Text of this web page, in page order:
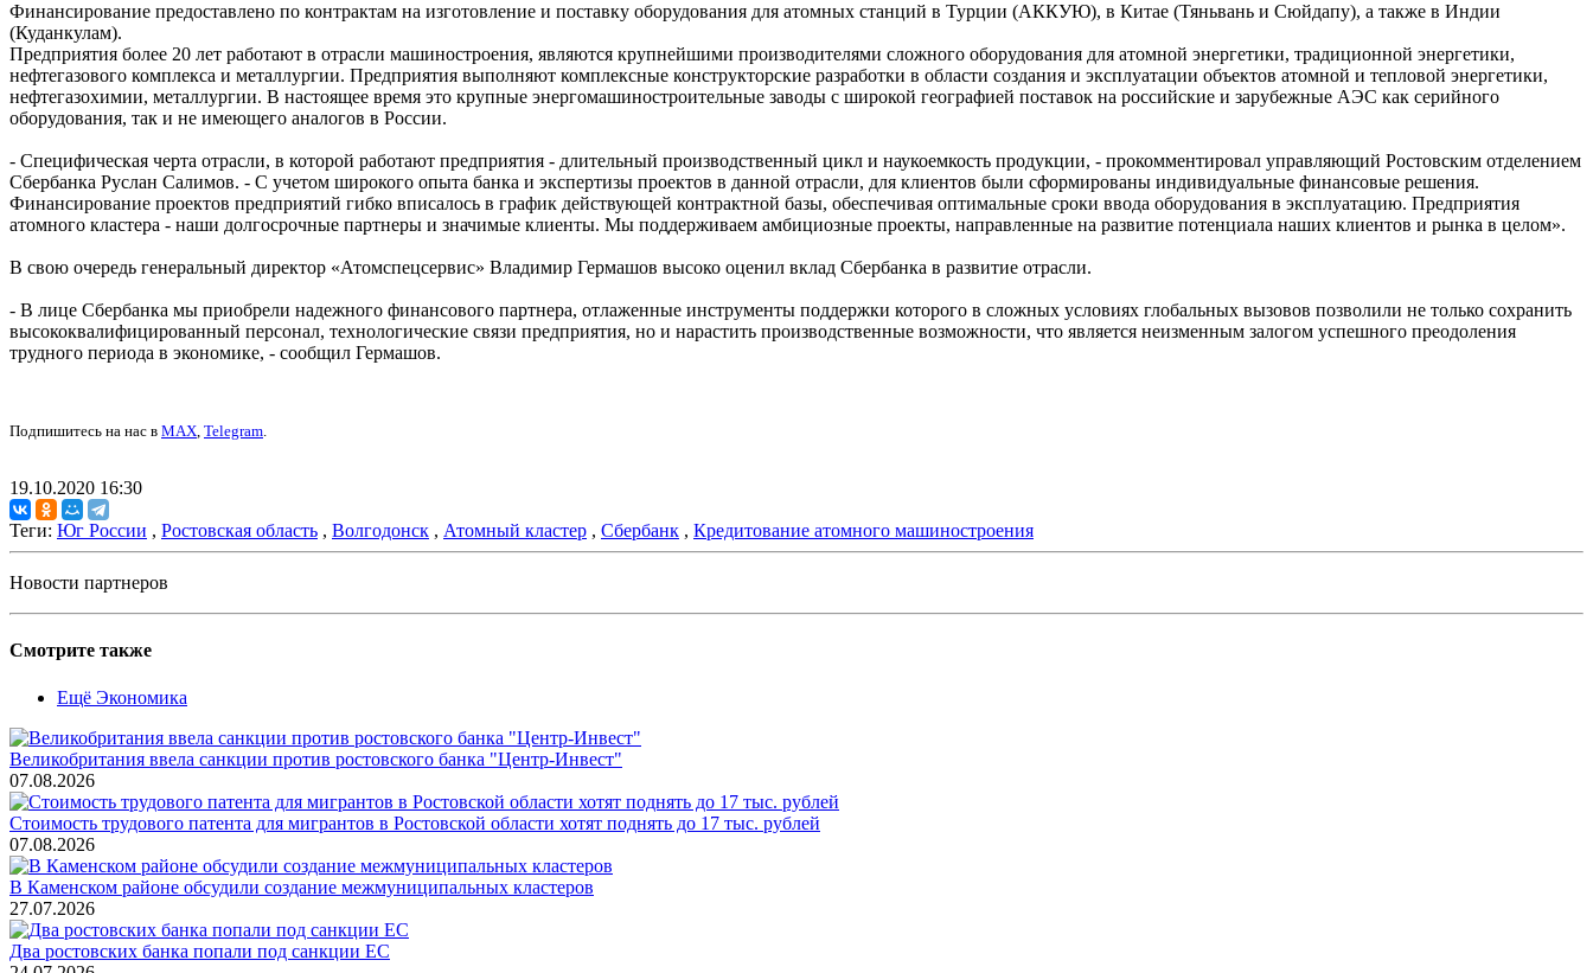
Финансирование предоставлено по контрактам на изготовление и поставку оборудования для атомных станций в Турции (АККУЮ), в Китае (Тяньвань и Сюйдапу), а также в Индии
(Куданкулам).
Предприятия более 20 лет работают в отрасли машиностроения, являются крупнейшими производителями сложного оборудования для атомной энергетики, традиционной энергетики,
нефтегазового комплекса и металлургии. Предприятия выполняют комплексные конструкторские разработки в области создания и эксплуатации объектов атомной и тепловой энергетики,
нефтегазохимии, металлургии. В настоящее время это крупные энергомашиностроительные заводы с широкой географией поставок на российские и зарубежные АЭС как серийного
оборудования, так и не имеющего аналогов в России.
- Специфическая черта отрасли, в которой работают предприятия - длительный производственный цикл и наукоемкость продукции, - прокомментировал управляющий Ростовским отделением
Сбербанка Руслан Салимов. - С учетом широкого опыта банка и экспертизы проектов в данной отрасли, для клиентов были сформированы индивидуальные финансовые решения.
Финансирование проектов предприятий гибко вписалось в график действующей контрактной базы, обеспечивая оптимальные сроки ввода оборудования в эксплуатацию. Предприятия
атомного кластера - наши долгосрочные партнеры и значимые клиенты. Мы поддерживаем амбициозные проекты, направленные на развитие потенциала наших клиентов и рынка в целом».
В свою очередь генеральный директор «Атомспецсервис» Владимир Гермашов высоко оценил вклад Сбербанка в развитие отрасли.
- В лице Сбербанка мы приобрели надежного финансового партнера, отлаженные инструменты поддержки которого в сложных условиях глобальных вызовов позволили не только сохранить
высококвалифицированный персонал, технологические связи предприятия, но и нарастить производственные возможности, что является неизменным залогом успешного преодоления
трудного периода в экономике, - сообщил Гермашов.
Подпишитесь на нас в MAX, Telegram.
19.10.2020 16:30
Теги: Юг России , Ростовская область , Волгодонск , Атомный кластер , Сбербанк , Кредитование атомного машиностроения
Новости партнеров
Смотрите также
Ещё Экономика
Великобритания ввела санкции против ростовского банка "Центр-Инвест"
07.08.2026
Стоимость трудового патента для мигрантов в Ростовской области хотят поднять до 17 тыс. рублей
07.08.2026
В Каменском районе обсудили создание межмуниципальных кластеров
27.07.2026
Два ростовских банка попали под санкции ЕС